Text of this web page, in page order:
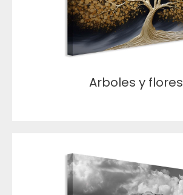
Arboles y flores